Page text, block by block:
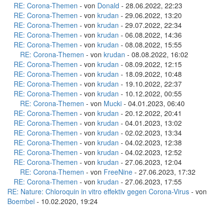
RE: Corona-Themen - von Donald - 28.06.2022, 22:23
RE: Corona-Themen - von krudan - 29.06.2022, 13:20
RE: Corona-Themen - von krudan - 29.07.2022, 22:34
RE: Corona-Themen - von krudan - 06.08.2022, 14:36
RE: Corona-Themen - von krudan - 08.08.2022, 15:55
RE: Corona-Themen - von krudan - 08.08.2022, 16:02
RE: Corona-Themen - von krudan - 08.09.2022, 12:15
RE: Corona-Themen - von krudan - 18.09.2022, 10:48
RE: Corona-Themen - von krudan - 19.10.2022, 22:37
RE: Corona-Themen - von krudan - 10.12.2022, 00:55
RE: Corona-Themen - von Mucki - 04.01.2023, 06:40
RE: Corona-Themen - von krudan - 20.12.2022, 20:41
RE: Corona-Themen - von krudan - 04.01.2023, 13:02
RE: Corona-Themen - von krudan - 02.02.2023, 13:34
RE: Corona-Themen - von krudan - 04.02.2023, 12:38
RE: Corona-Themen - von krudan - 04.02.2023, 12:52
RE: Corona-Themen - von krudan - 27.06.2023, 12:04
RE: Corona-Themen - von FreeNine - 27.06.2023, 17:32
RE: Corona-Themen - von krudan - 27.06.2023, 17:55
RE: Nature: Chloroquin in vitro effektiv gegen Corona-Virus - von
Boembel - 10.02.2020, 19:24